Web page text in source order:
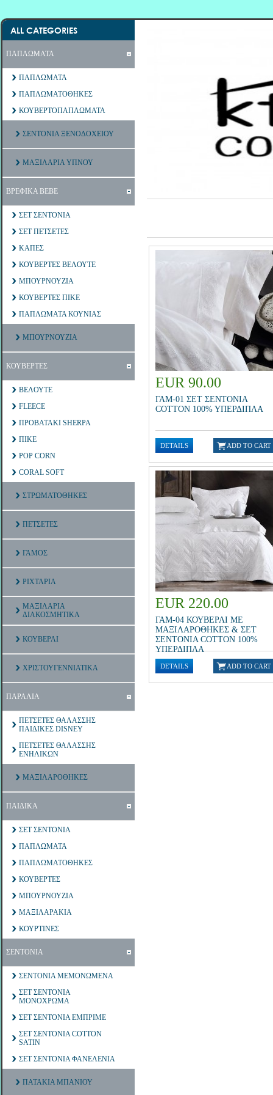
ALL CATEGORIES
ΠΑΠΛΩΜΑΤΑ
ΠΑΠΛΩΜΑΤΑ
ΠΑΠΛΩΜΑΤΟΘΗΚΕΣ
ΚΟΥΒΕΡΤΟΠΑΠΛΩΜΑΤΑ
ΣΕΝΤΟΝΙΑ ΞΕΝΟΔΟΧΕΙΟΥ
ΜΑΞΙΛΑΡΙΑ ΥΠΝΟΥ
ΒΡΕΦΙΚΑ ΒΕΒΕ
ΣΕΤ ΣΕΝΤΟΝΙΑ
ΣΕΤ ΠΕΤΣΕΤΕΣ
ΚΑΠΕΣ
ΚΟΥΒΕΡΤΕΣ ΒΕΛΟΥΤΕ
ΜΠΟΥΡΝΟΥΖΙΑ
ΚΟΥΒΕΡΤΕΣ ΠΙΚΕ
ΠΑΠΛΩΜΑΤΑ ΚΟΥΝΙΑΣ
ΜΠΟΥΡΝΟΥΖΙΑ
ΚΟΥΒΕΡΤΕΣ
ΒΕΛΟΥΤΕ
FLEECE
ΠΡΟΒΑΤΑΚΙ SHERPA
ΠΙΚΕ
POP CORN
CORAL SOFT
ΣΤΡΩΜΑΤΟΘΗΚΕΣ
ΠΕΤΣΕΤΕΣ
ΓΑΜΟΣ
ΡΙΧΤΑΡΙΑ
ΜΑΞΙΛΑΡΙΑ
ΔΙΑΚΟΣΜΗΤΙΚΑ
ΚΟΥΒΕΡΛΙ
ΧΡΙΣΤΟΥΓΕΝΝΙΑΤΙΚΑ
ΠΑΡΑΛΙΑ
ΠΕΤΣΕΤΕΣ ΘΑΛΑΣΣΗΣ
ΠΑΙΔΙΚΕΣ DISNEY
ΠΕΤΣΕΤΕΣ ΘΑΛΑΣΣΗΣ
ΕΝΗΛΙΚΩΝ
ΜΑΞΙΛΑΡΟΘΗΚΕΣ
ΠΑΙΔΙΚΑ
ΣΕΤ ΣΕΝΤΟΝΙΑ
ΠΑΠΛΩΜΑΤΑ
ΠΑΠΛΩΜΑΤΟΘΗΚΕΣ
ΚΟΥΒΕΡΤΕΣ
ΜΠΟΥΡΝΟΥΖΙΑ
ΜΑΞΙΛΑΡΑΚΙΑ
ΚΟΥΡΤΙΝΕΣ
ΣΕΝΤΟΝΙΑ
ΣΕΝΤΟΝΙΑ ΜΕΜΟΝΩΜΕΝΑ
ΣΕΤ ΣΕΝΤΟΝΙΑ
ΜΟΝΟΧΡΩΜΑ
ΣΕΤ ΣΕΝΤΟΝΙΑ ΕΜΠΡΙΜΕ
ΣΕΤ ΣΕΝΤΟΝΙΑ COTTON
SATIN
ΣΕΤ ΣΕΝΤΟΝΙΑ ΦΑΝΕΛΕΝΙΑ
ΠΑΤΑΚΙΑ ΜΠΑΝΙΟΥ
EUR 90.00
ΓΑΜ-01 ΣΕΤ ΣΕΝΤΟΝΙΑ
CΟΤΤΟΝ 100% ΥΠΕΡΔΙΠΛΑ
EUR 220.00
ΓΑΜ-04 ΚΟΥΒΕΡΛΙ ΜΕ
ΜΑΞΙΛΑΡΟΘΗΚΕΣ & ΣΕΤ
ΣΕΝΤΟΝΙΑ COTTON 100%
ΥΠΕΡΔΙΠΛΑ